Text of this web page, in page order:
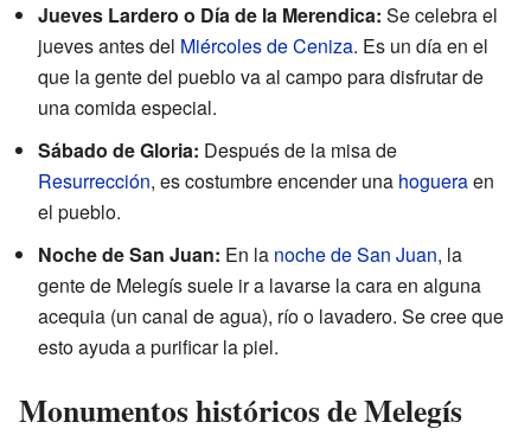
Jueves Lardero o Día de la Merendica: Se celebra el
jueves antes del Miércoles de Ceniza. Es un día en el
que la gente del pueblo va al campo para disfrutar de
una comida especial.
Sábado de Gloria: Después de la misa de
Resurrección, es costumbre encender una hogueraen
el pueblo.
Noche de San Juan: En la noche de San Juan, la
gente de Melegís suele ir a lavarse la cara en alguna
acequia (un canal de agua), río o lavadero. Se cree que
esto ayuda a purificar la piel.
Monumentos históricos de Melegís